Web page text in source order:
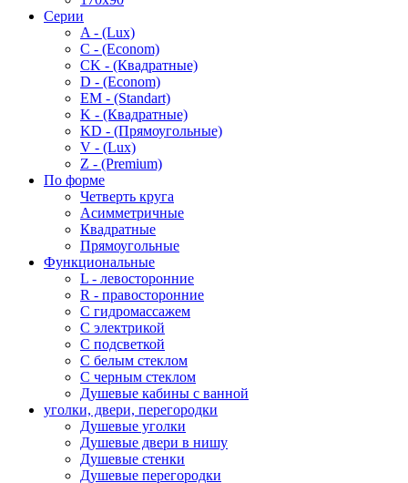
Серии
A - (Lux)
C - (Econom)
CK - (Квадратные)
D - (Econom)
EM - (Standart)
K - (Квадратные)
KD - (Прямоугольные)
V - (Lux)
Z - (Premium)
По форме
Четверть круга
Асимметричные
Квадратные
Прямоугольные
Функциональные
L - левосторонние
R - правосторонние
С гидромассажем
С электрикой
С подсветкой
С белым стеклом
С черным стеклом
Душевые кабины с ванной
уголки, двери, перегородки
Душевые уголки
Душевые двери в нишу
Душевые стенки
Душевые перегородки